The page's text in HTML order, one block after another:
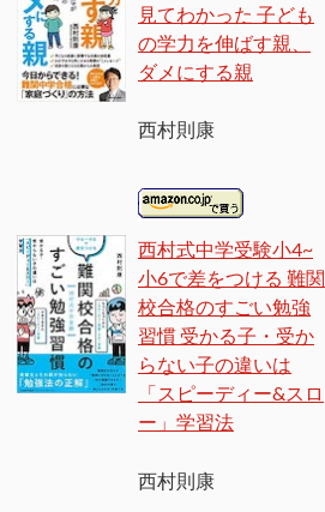
見てわかった 子ども
の学力を伸ばす親、
ダメにする親
西村則康
西村式中学受験小4~
小6で差をつける 難関
校合格のすごい勉強
習慣 受かる子・受か
らない子の違いは
「スピーディー&スロ
ー」学習法
西村則康